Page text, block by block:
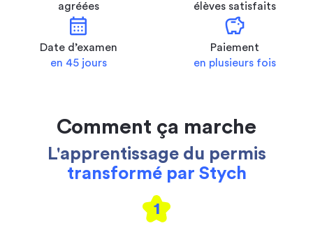
agréées
élèves satisfaits
calendar_month
Date d’examen
en 45 jours
savings
Paiement
en plusieurs fois
Comment ça marche
L'apprentissage du permis
transformé par Stych
1